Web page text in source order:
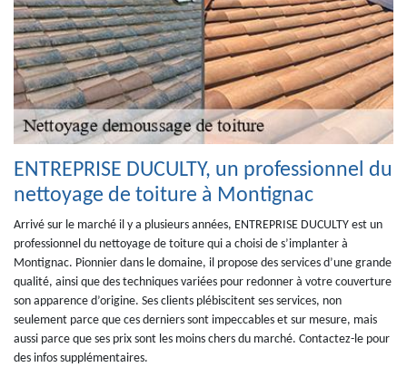
ENTREPRISE DUCULTY, un professionnel du
nettoyage de toiture à Montignac
Arrivé sur le marché il y a plusieurs années, ENTREPRISE DUCULTY est un
professionnel du nettoyage de toiture qui a choisi de s’implanter à
Montignac. Pionnier dans le domaine, il propose des services d’une grande
qualité, ainsi que des techniques variées pour redonner à votre couverture
son apparence d’origine. Ses clients plébiscitent ses services, non
seulement parce que ces derniers sont impeccables et sur mesure, mais
aussi parce que ses prix sont les moins chers du marché. Contactez-le pour
des infos supplémentaires.